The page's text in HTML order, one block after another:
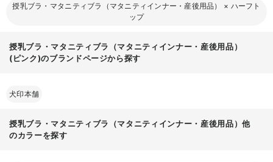
授乳ブラ・マタニティブラ（マタニティインナー・産後用品） × ハーフト
ップ
授乳ブラ・マタニティブラ（マタニティインナー・産後用品）
(ピンク)のブランドページから探す
犬印本舗
授乳ブラ・マタニティブラ（マタニティインナー・産後用品）他
のカラーを探す